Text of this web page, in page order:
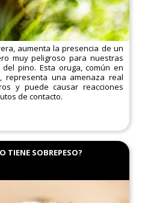
aumenta la presencia de un
muy peligroso para nuestras
pino. Esta oruga, común en
representa una amenaza real
y puede causar reacciones
de contacto.
TIENE SOBREPESO?